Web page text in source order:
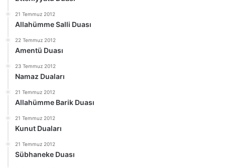
21 Temmuz 2012
Allahümme Salli Duası
22 Temmuz 2012
Amentü Duası
23 Temmuz 2012
Namaz Duaları
21 Temmuz 2012
Allahümme Barik Duası
21 Temmuz 2012
Kunut Duaları
21 Temmuz 2012
Sübhaneke Duası